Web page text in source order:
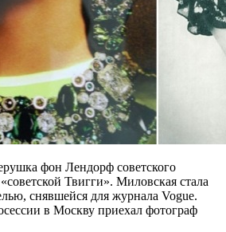
фон Лендорф советского
Твигги». Миловская стала
снявшейся для журнала Vogue.
в Москву приехал фотограф